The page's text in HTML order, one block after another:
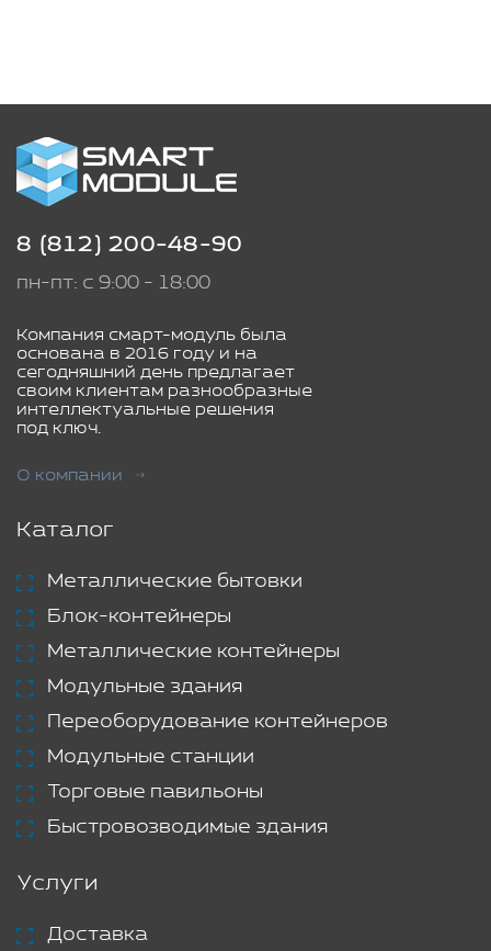
8 (812) 200-48-90
пн-пт: с 9:00 - 18:00
Компания смарт-модуль была
основана в 2016 году и на
сегодняшний день предлагает
своим клиентам разнообразные
интеллектуальные решения
под ключ.
О компании
Каталог
Металлические бытовки
Блок-контейнеры
Металлические контейнеры
Модульные здания
Переоборудование контейнеров
Модульные станции
Торговые павильоны
Быстровозводимые здания
Услуги
Доставка